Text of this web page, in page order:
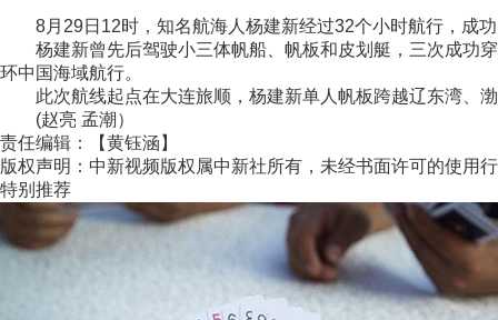
8月29日12时，知名航海人杨建新经过32个小时航行，成功
杨建新曾先后驾驶小三体帆船、帆板和皮划艇，三次成功穿
环中国海域航行。
此次航线起点在大连旅顺，杨建新单人帆板跨越辽东湾、
(赵亮 孟潮）
责任编辑：【黄钰涵】
版权声明：中新视频版权属中新社所有，未经书面许可的使用
特别推荐